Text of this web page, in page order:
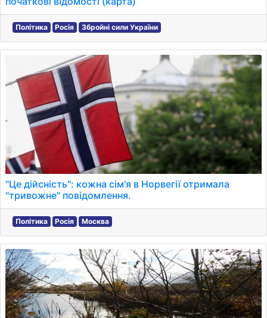
Політика Росія Збройні сили України
"Це дійсність": кожна сім'я в Норвегії отримала
"тривожне" повідомлення.
Політика Росія Москва